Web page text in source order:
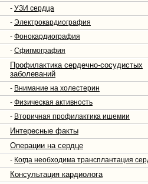
- УЗИ сердца
- Электрокардиография
- Фонокардиография
- Сфигмография
Профилактика сердечно-сосудистых
заболеваний
- Внимание на холестерин
- Физическая активность
- Вторичная профилактика ишемии
Интересные факты
Операции на сердце
- Когда необходима трансплантация
Консультация кардиолога